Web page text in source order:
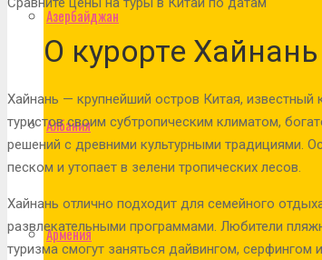
Азербайджан
Албания
Армения
О курорте Хайнань
Хайнань — крупнейший остров Китая, известный
туристов своим субтропическим климатом,
решений с древними культурными традициями.
песком и утопает в зелени тропических лесов.
Хайнань отлично подходит для семейного
развлекательными программами. Любители
туризма смогут заняться дайвингом,